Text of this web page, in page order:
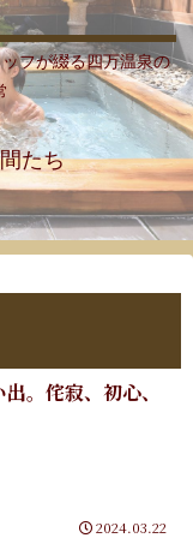
フが綴る四万温泉の
たち
。侘寂、初心、
2024.03.22